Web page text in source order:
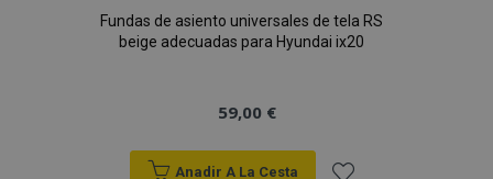
Fundas de asiento universales de tela RS
beige adecuadas para Hyundai ix20
59,00 €
Anadir A La Cesta